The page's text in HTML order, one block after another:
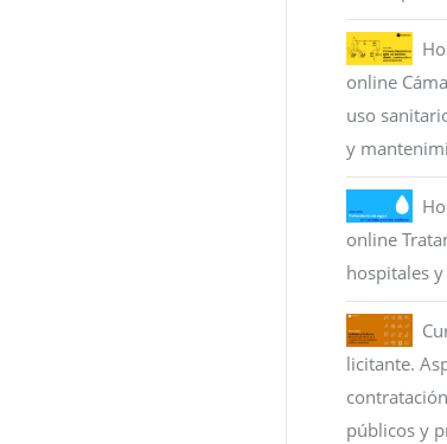
online
uso
y
online
hospitales
licitante.
públicos y